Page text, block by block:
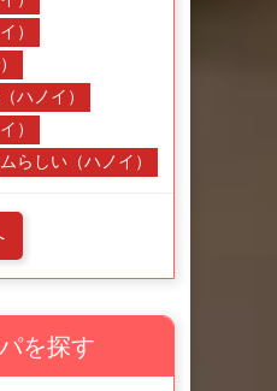
）
ハノイ）
）
らしい（ハノイ）
を探す